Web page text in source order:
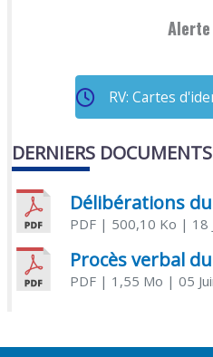
Alerte
RV: Cartes
DERNIERS DOCUMENTS
PDF| 500,10 Ko | 18
PDF| 1,55 Mo | 05